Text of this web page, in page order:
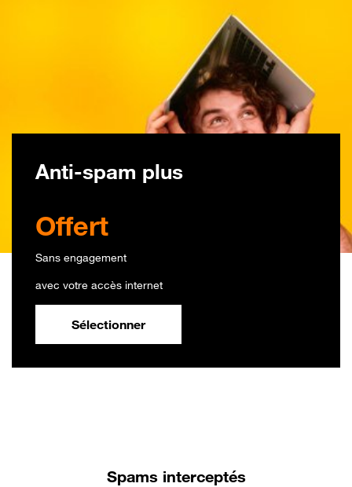
Anti-spam plus
Offert
Sans engagement
avec votre accès internet
Sélectionner
Spams interceptés